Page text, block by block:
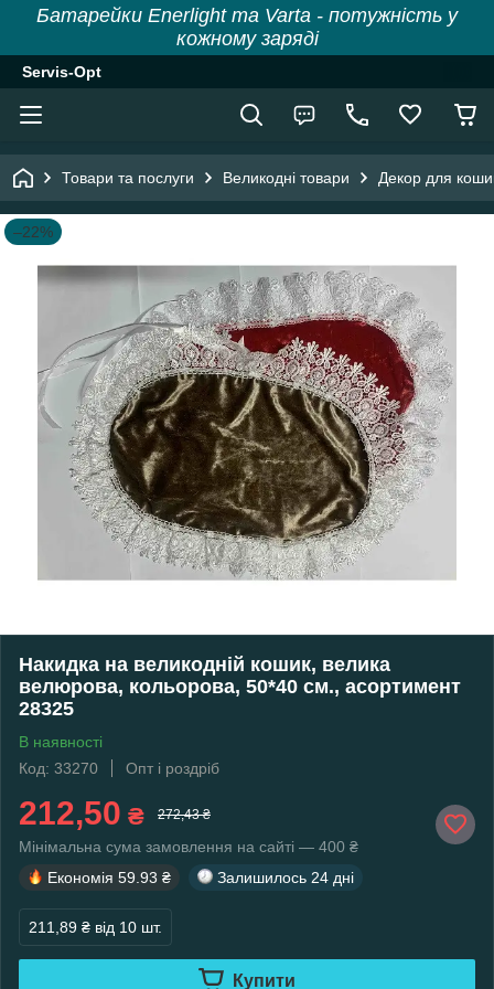
Батарейки Enerlight та Varta - потужність у
кожному заряді
Servis-Opt
Товари та послуги Великодні товари Декор для
–22%
Накидка на великодній кошик, велика
велюрова, кольорова, 50*40 см., асортимент
28325
В наявності
Код: 33270
Опт і роздріб
212,50 ₴ 272,43 ₴
Мінімальна сума замовлення на сайті — 400 ₴
Економія 59.93 ₴ Залишилось 24 дні
211,89 ₴ від 10 шт.
Купити